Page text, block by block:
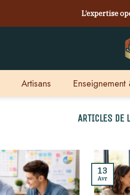
L’expertise
Artisans
13
Avr